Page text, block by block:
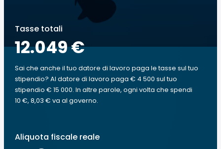
Tasse totali
12.049 €
Sai che anche il tuo datore di lavoro paga le tasse sul tuo
stipendio? Al datore di lavoro paga € 4 500 sul tuo
stipendio € 15 000. In altre parole, ogni volta che spendi
10 €, 8,03 € va al governo.
Aliquota fiscale reale